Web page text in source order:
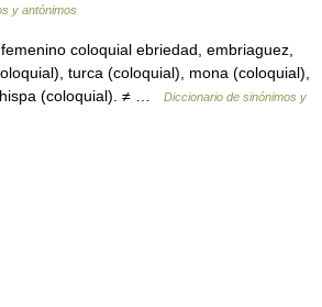
y antónimos
coloquial ebriedad, embriaguez,
turca (coloquial), mona (coloquial),
(coloquial). ≠ …
Diccionario de sinónimos y